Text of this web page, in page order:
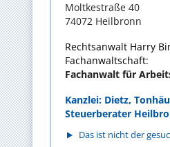
Moltkestraße 40
74072 Heilbronn
Rechtsanwalt Harry
Fachanwaltschaft:
Fachanwalt für
Kanzlei: Dietz,
Steuerberater
Das ist nicht der